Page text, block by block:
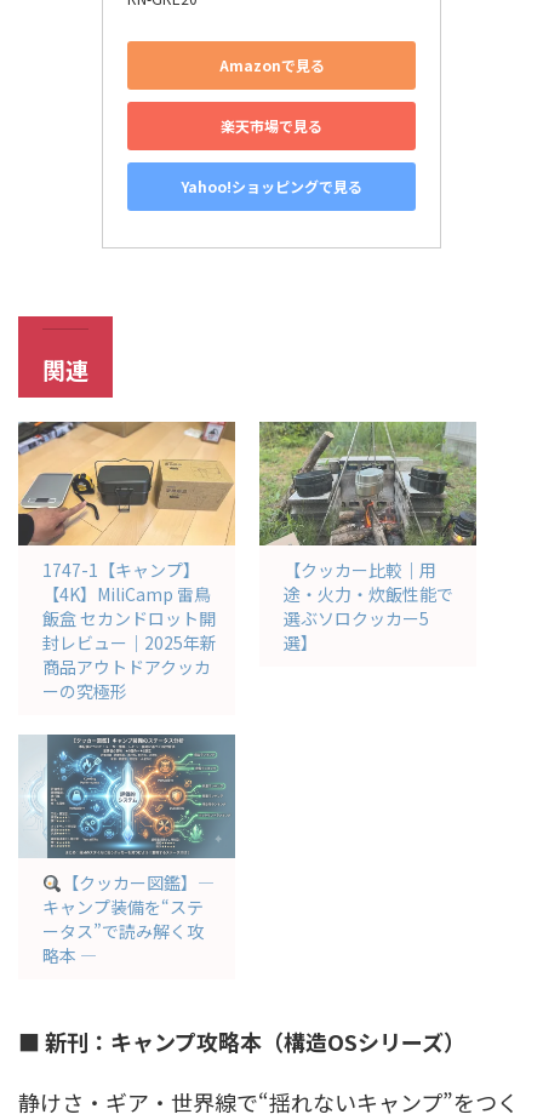
Amazonで見る
楽天市場で見る
Yahoo!ショッピングで見る
関連
1747-1【キャンプ】
【4K】MiliCamp 雷鳥
飯盒 セカンドロット開
封レビュー｜2025年新
商品アウトドアクッカ
ーの究極形
【クッカー比較｜用
途・火力・炊飯性能で
選ぶソロクッカー5
選】
【クッカー図鑑】―
キャンプ装備を“ステ
ータス”で読み解く攻
略本 ―
■ 新刊：キャンプ攻略本（構造OSシリーズ）
静けさ・ギア・世界線で“揺れないキャンプ”をつく